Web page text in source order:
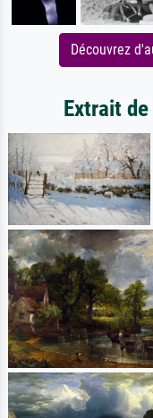
Découvrez
Extrait